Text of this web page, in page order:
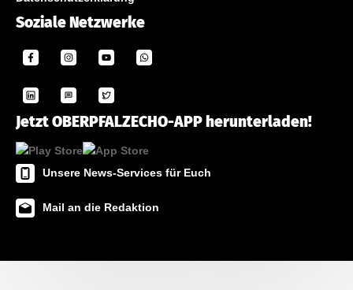
Soziale Netzwerke
Jetzt OBERPFALZECHO-APP herunterladen!
Unsere News-Services für Euch
Mail an die Redaktion